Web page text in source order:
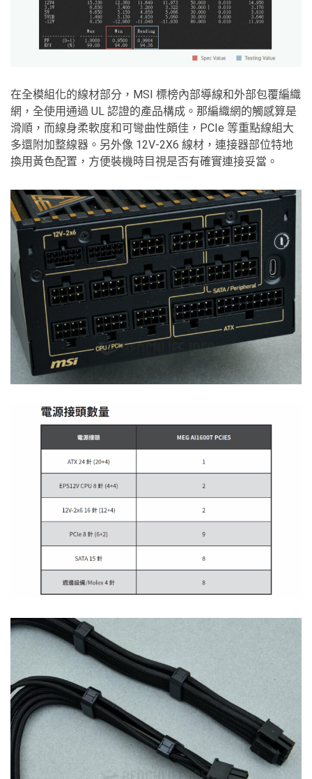
在全模組化的線材部分，MSI 標榜內部導線和外部包覆編織
網，全使用通過 UL 認證的產品構成。那編織網的觸感算是
滑順，而線身柔軟度和可彎曲性頗佳，PCIe 等重點線組大
多還附加整線器。另外像 12V-2X6 線材，連接器部位特地
換用黃色配置，方便裝機時目視是否有確實連接妥當。